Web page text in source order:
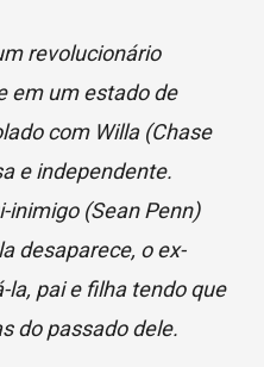
revolucionário
em um estado de
com Willa (Chase
e independente.
inimigo (Sean Penn)
desaparece, o ex-
pai e filha tendo que
do passado dele.